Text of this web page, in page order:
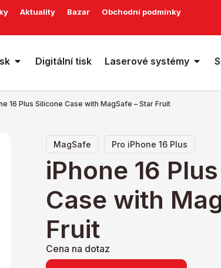
Aktuality Bazar
Obchodní podmínky
Digitální tisk Laserové systémy
16 Plus Silicone Case with MagSafe – Star Fruit
MagSafe Pro iPhone 16 Plus
iPhone 16
Case with
Fruit
Cena na dotaz